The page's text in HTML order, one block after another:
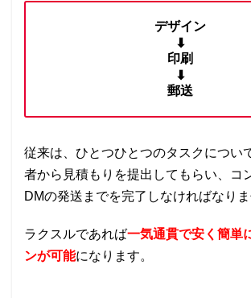
デザイン
⬇︎
印刷
⬇︎
郵送
従来は、ひとつひとつのタスクについ
者から見積もりを提出してもらい、コ
DMの発送までを完了しなければなりま
ラクスルであれば一気通貫で安く簡単
ンが可能になります。